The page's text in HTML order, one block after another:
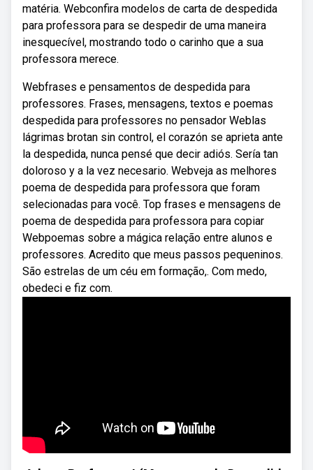
matéria. Webconfira modelos de carta de despedida
para professora para se despedir de uma maneira
inesquecível, mostrando todo o carinho que a sua
professora merece.
Webfrases e pensamentos de despedida para
professores. Frases, mensagens, textos e poemas
despedida para professores no pensador Weblas
lágrimas brotan sin control, el corazón se aprieta ante
la despedida, nunca pensé que decir adiós. Sería tan
doloroso y a la vez necesario. Webveja as melhores
poema de despedida para professora que foram
selecionadas para você. Top frases e mensagens de
poema de despedida para professora para copiar
Webpoemas sobre a mágica relação entre alunos e
professores. Acredito que meus passos pequeninos.
São estrelas de um céu em formação,. Com medo,
obedeci e fiz com.